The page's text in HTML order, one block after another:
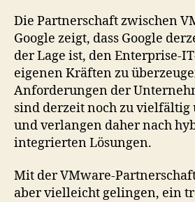
Die Partnerschaft zwischen
Google zeigt, dass Google
der Lage ist, den Enterprise-
eigenen Kräften zu
Anforderungen der
sind derzeit noch zu vielfältig
und verlangen daher nach
integrierten Lösungen.
Mit der VMware-
aber vielleicht gelingen, ein